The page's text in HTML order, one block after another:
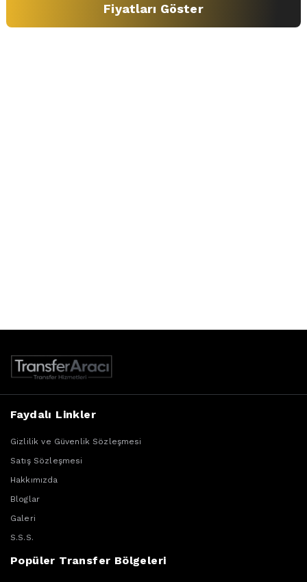
Fiyatları Göster
Faydalı Linkler
Gizlilik ve Güvenlik Sözleşmesi
Satış Sözleşmesi
Hakkımızda
Bloglar
Galeri
S.S.S.
Popüler Transfer Bölgeleri